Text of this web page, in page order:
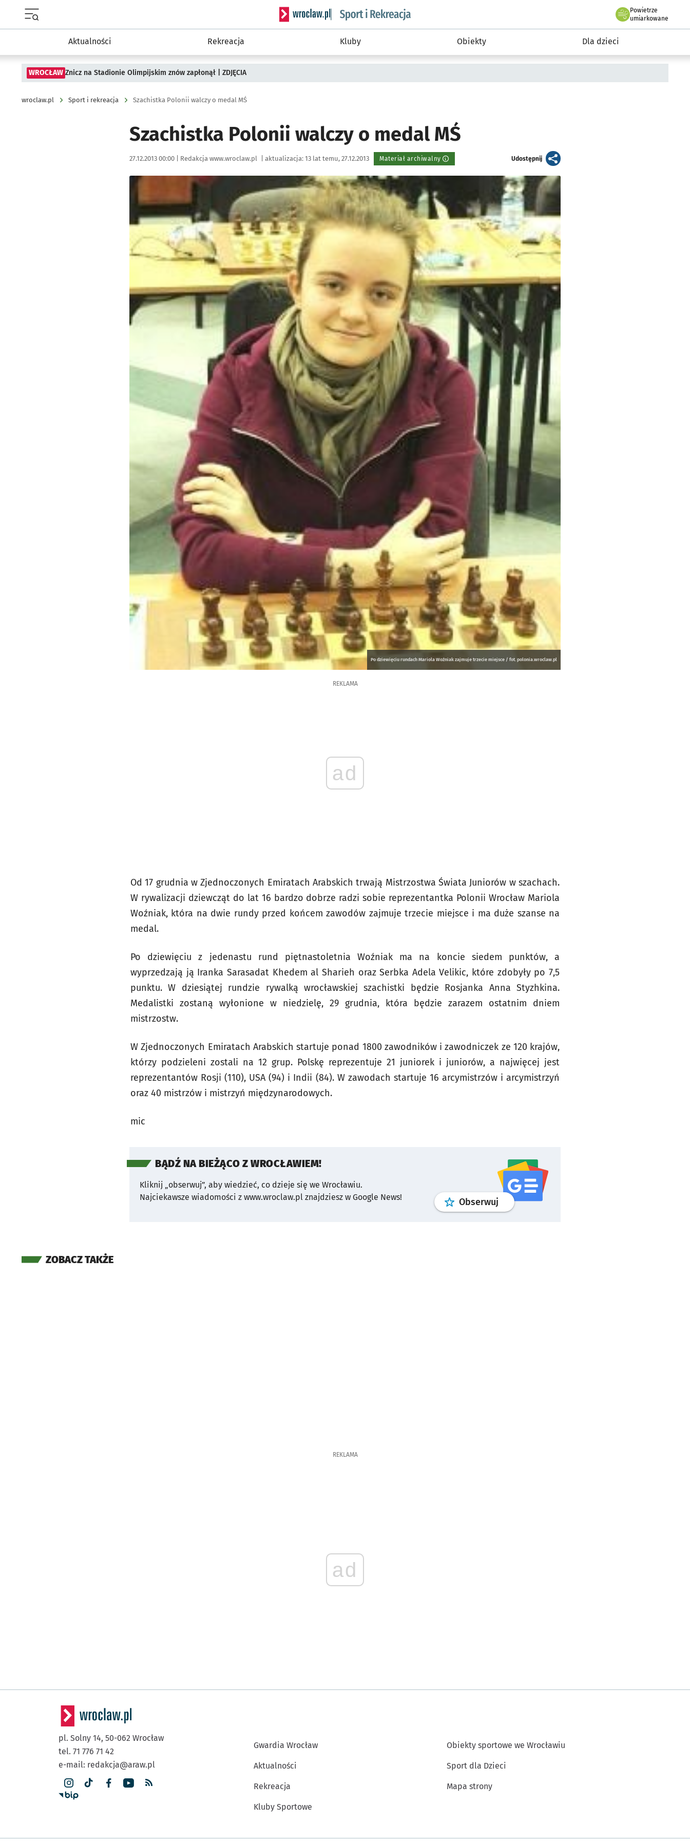
Serwis informacyjny wroclaw.pl podserwis: Sport i rekreacja
Powietrze
we Wrocławiu
umiarkowane
Aktualności Rekreacja Kluby Obiekty Dla dzieci
WROCŁAW Znicz na Stadionie Olimpijskim znów zapłonął | ZDJĘCIA
wroclaw.pl Sport i rekreacja Szachistka Polonii walczy o medal MŚ
Szachistka Polonii walczy o medal MŚ
Data publikacji:
27.12.2013 00:00 | Autor:
Redakcja www.wroclaw.pl aktualizacja: 13 lat temu, 27.12.2013 Materiał archiwalny Udostępnijartykuł
Kliknij, aby powiększyć
Po dziewięciu rundach Mariola Woźniak zajmuje trzecie miejsce / fot. polonia.wroclaw.pl
REKLAMA
ad
Od 17 grudnia w Zjednoczonych Emiratach Arabskich trwają Mistrzostwa Świata Juniorów w szachach.
W rywalizacji dziewcząt do lat 16 bardzo dobrze radzi sobie reprezentantka Polonii Wrocław Mariola
Woźniak, która na dwie rundy przed końcem zawodów zajmuje trzecie miejsce i ma duże szanse na
medal.
Po dziewięciu z jedenastu rund piętnastoletnia Woźniak ma na koncie siedem punktów, a
wyprzedzają ją Iranka Sarasadat Khedem al Sharieh oraz Serbka Adela Velikic, które zdobyły po 7,5
punktu. W dziesiątej rundzie rywalką wrocławskiej szachistki będzie Rosjanka Anna Styzhkina.
Medalistki zostaną wyłonione w niedzielę, 29 grudnia, która będzie zarazem ostatnim dniem
mistrzostw.
W Zjednoczonych Emiratach Arabskich startuje ponad 1800 zawodników i zawodniczek ze 120 krajów,
którzy podzieleni zostali na 12 grup. Polskę reprezentuje 21 juniorek i juniorów, a najwięcej jest
reprezentantów Rosji (110), USA (94) i Indii (84). W zawodach startuje 16 arcymistrzów i arcymistrzyń
oraz 40 mistrzów i mistrzyń międzynarodowych.
mic
BĄDŹ NA BIEŻĄCO Z WROCŁAWIEM!
Kliknij „obserwuj”, aby wiedzieć, co dzieje się we Wrocławiu.
Najciekawsze wiadomości z www.wroclaw.pl znajdziesz w Google News!
Obserwuj profilgoogle news
ZOBACZ TAKŻE
REKLAMA
ad
pl. Solny 14, 50-062 Wrocław
tel. 71 776 71 42
e-mail: redakcja@araw.pl
Gwardia Wrocław
Aktualności
Rekreacja
Kluby Sportowe
Obiekty sportowe we Wrocławiu
Sport dla Dzieci
Mapa strony